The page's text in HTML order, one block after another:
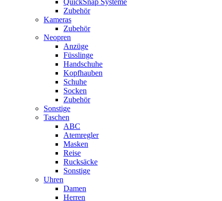
QuickSnap Systeme
Zubehör
Kameras
Zubehör
Neopren
Anzüge
Füsslinge
Handschuhe
Kopfhauben
Schuhe
Socken
Zubehör
Sonstige
Taschen
ABC
Atemregler
Masken
Reise
Rucksäcke
Sonstige
Uhren
Damen
Herren